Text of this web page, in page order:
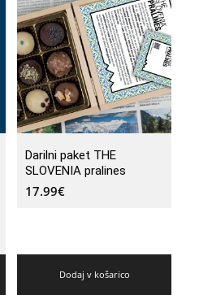
Darilni paket THE
SLOVENIA pralines
17.99€
Dodaj v košarico